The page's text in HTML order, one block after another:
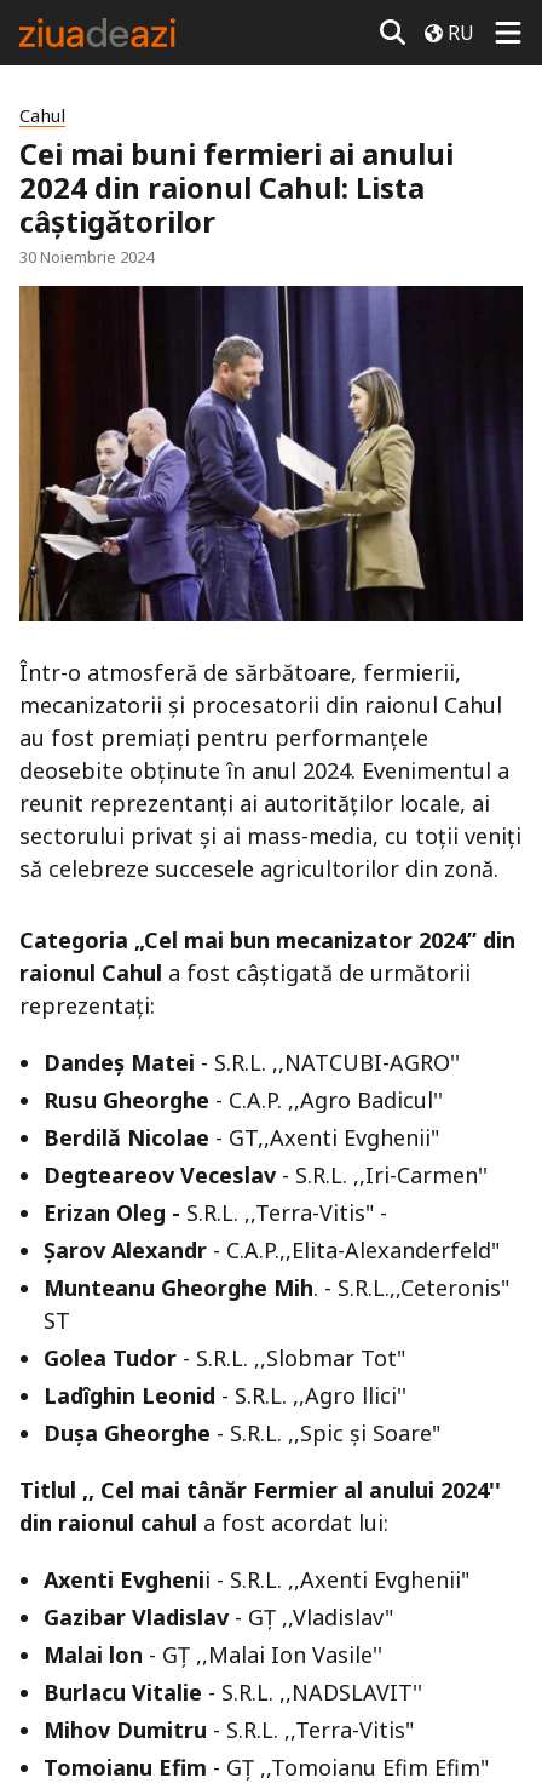
RU
Cahul
Cei mai buni fermieri ai anului
2024 din raionul Cahul: Lista
câștigătorilor
30 Noiembrie 2024
Într-o atmosferă de sărbătoare, fermierii,
mecanizatorii și procesatorii din raionul Cahul
au fost premiați pentru performanțele
deosebite obținute în anul 2024. Evenimentul a
reunit reprezentanți ai autorităților locale, ai
sectorului privat și ai mass-media, cu toții veniți
să celebreze succesele agricultorilor din zonă.
Categoria „Cel mai bun mecanizator 2024” din
raionul Cahul a fost câștigată de următorii
reprezentați:
Dandeș Matei - S.R.L. ,,NATCUBI-AGRO''
Rusu Gheorghe - C.A.P. ,,Agro Badicul''
Berdilă Nicolae - GT,,Axenti Evghenii"
Degteareov Veceslav- S.R.L. ,,Iri-Carmen''
Erizan Oleg - S.R.L. ,,Terra-Vitis" -
Șarov Alexandr - C.A.P.,,Elita-Alexanderfeld"
Munteanu Gheorghe Mih. - S.R.L.,,Ceteronis"
ST
Golea Tudor - S.R.L. ,,Slobmar Tot"
Ladîghin Leonid - S.R.L. ,,Agro llici''
Dușa Gheorghe - S.R.L. ,,Spic și Soare"
Titlul ,, Cel mai tânăr Fermier al anului 2024''
din raionul cahul a fost acordat lui:
Axenti Evghenii - S.R.L. ,,Axenti Evghenii"
Gazibar Vladislav- GȚ ,,Vladislav"
Malai lon - GȚ ,,Malai Ion Vasile''
Burlacu Vitalie - S.R.L. ,,NADSLAVIT''
Mihov Dumitru - S.R.L. ,,Terra-Vitis"
Tomoianu Efim - GȚ ,,Tomoianu Efim Efim"